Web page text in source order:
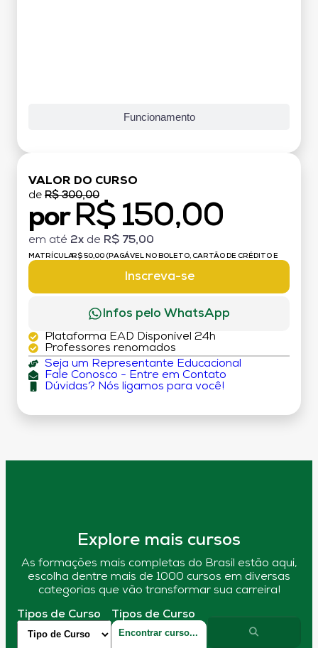
Funcionamento
VALOR DO CURSO
de R$ 300,00
por R$ 150,00
em até 2x de R$ 75,00
MATRÍCULA:R$ 50,00 (PAGÁVEL NO BOLETO, CARTÃO DE CRÉDITO E
Inscreva-se
Infos pelo WhatsApp
Plataforma EAD Disponível 24h
Professores renomados
Seja um Representante Educacional
Fale Conosco - Entre em Contato
Dúvidas? Nós ligamos para você!
Explore mais cursos
As formações mais completas do Brasil estão aqui,
escolha dentre mais de 1000 cursos em diversas
categorias que vão transformar sua carreira!
Tipos de Curso Tipos de Curso